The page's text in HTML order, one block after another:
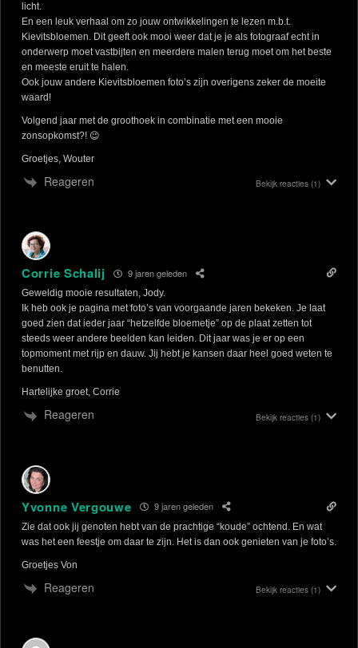
licht.
En een leuk verhaal om zo jouw ontwikkelingen te lezen m.b.t.
Kievitsbloemen. Dit geeft ook mooi weer dat je je als fotograaf echt in
onderwerp moet vastbijten en meerdere malen terug moet om het beste
en meeste eruit te halen.
Ook jouw andere Kievitsbloemen foto’s zijn overigens zeker de moeite
waard!
Volgend jaar met de groothoek in combinatie met een mooie
zonsopkomst?! 😉
Groetjes, Wouter
Reageren Bekijk reacties (1)
Corrie Schalij 9 jaren geleden
Geweldig mooie resultaten, Jody.
Ik heb ook je pagina met foto’s van voorgaande jaren bekeken. Je laat
goed zien dat ieder jaar “hetzelfde bloemetje” op de plaat zetten tot
steeds weer andere beelden kan leiden. Dit jaar was je er op een
topmoment met rijp en dauw. Jij hebt je kansen daar heel goed weten te
benutten.
Hartelijke groet, Corrie
Reageren Bekijk reacties (1)
Yvonne Vergouwe 9 jaren geleden
Zie dat ook jij genoten hebt van de prachtige “koude” ochtend. En wat
was het een feestje om daar te zijn. Het is dan ook genieten van je foto’s.
Groetjes Von
Reageren Bekijk reacties (1)